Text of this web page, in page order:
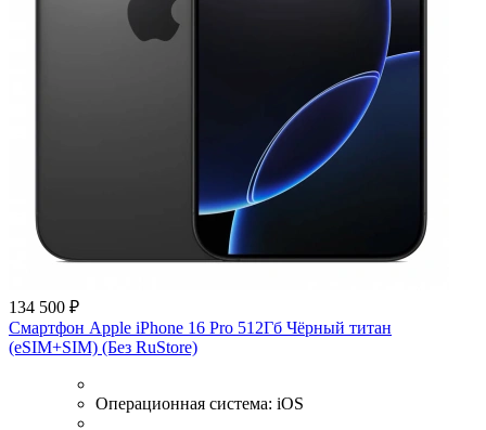
134 500 ₽
Смартфон Apple iPhone 16 Pro 512Гб Чёрный титан
(eSIM+SIM) (Без RuStore)
Операционная система: iOS